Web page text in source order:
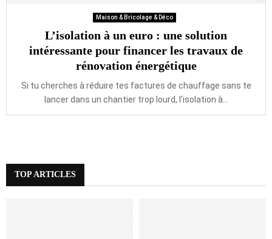
Maison & Bricolage & Déco
L’isolation à un euro : une solution
intéressante pour financer les travaux de
rénovation énergétique
Si tu cherches à réduire tes factures de chauffage sans te
lancer dans un chantier trop lourd, l’isolation à...
TOP ARTICLES